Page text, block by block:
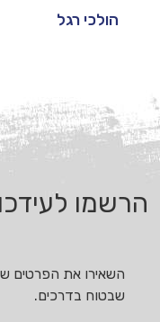
הולכי רגל
הרשמו
השאירו את הפרטים
שבטוח בדרכים.